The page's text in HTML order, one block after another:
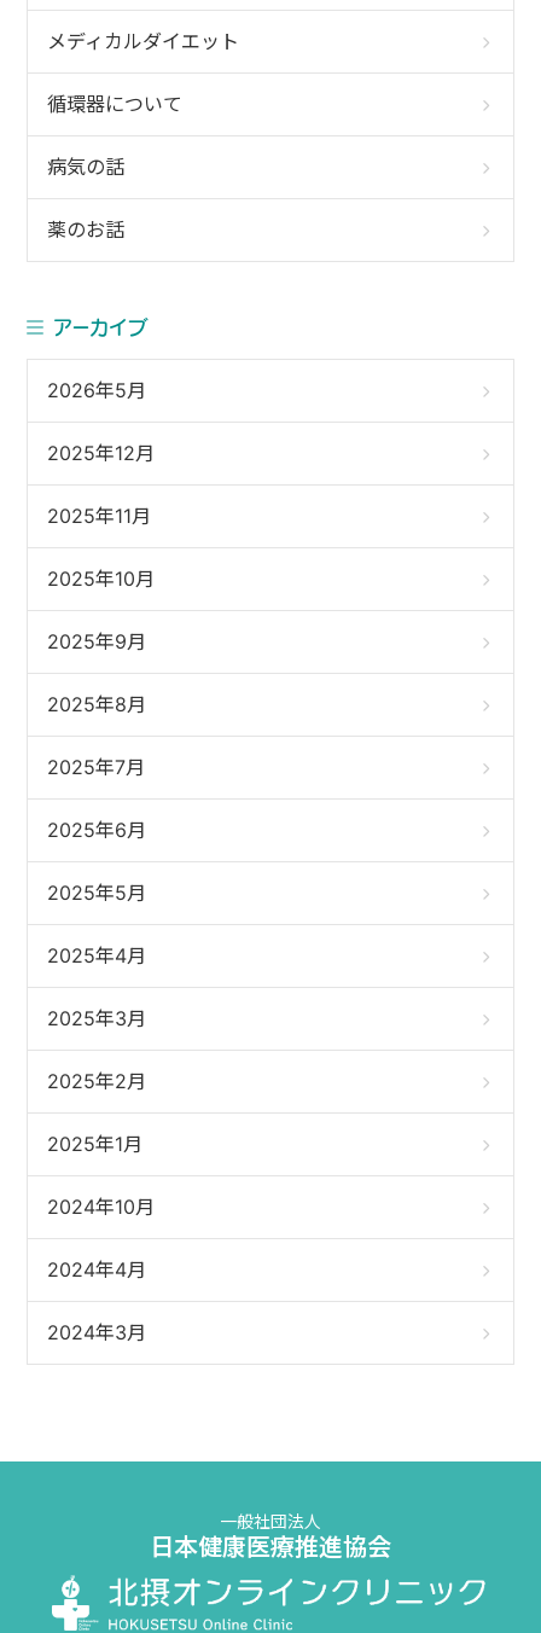
メディカルダイエット
循環器について
病気の話
薬のお話
アーカイブ
2026年5月
2025年12月
2025年11月
2025年10月
2025年9月
2025年8月
2025年7月
2025年6月
2025年5月
2025年4月
2025年3月
2025年2月
2025年1月
2024年10月
2024年4月
2024年3月
一般社団法人
日本健康医療推進協会